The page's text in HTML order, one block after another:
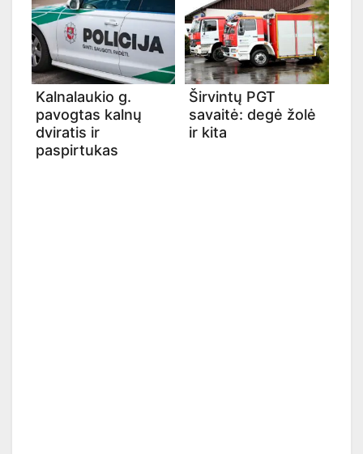
Kalnalaukio g.
pavogtas kalnų
dviratis ir
paspirtukas
Širvintų PGT
savaitė: degė žolė
ir kita